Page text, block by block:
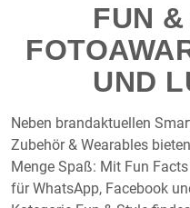
FUN
UND
Neben brandaktuellen
Zubehör & Wearables
Menge Spaß: Mit Fun
für WhatsApp, Facebook